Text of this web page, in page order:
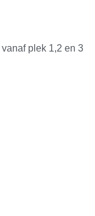
plek 1,2 en 3